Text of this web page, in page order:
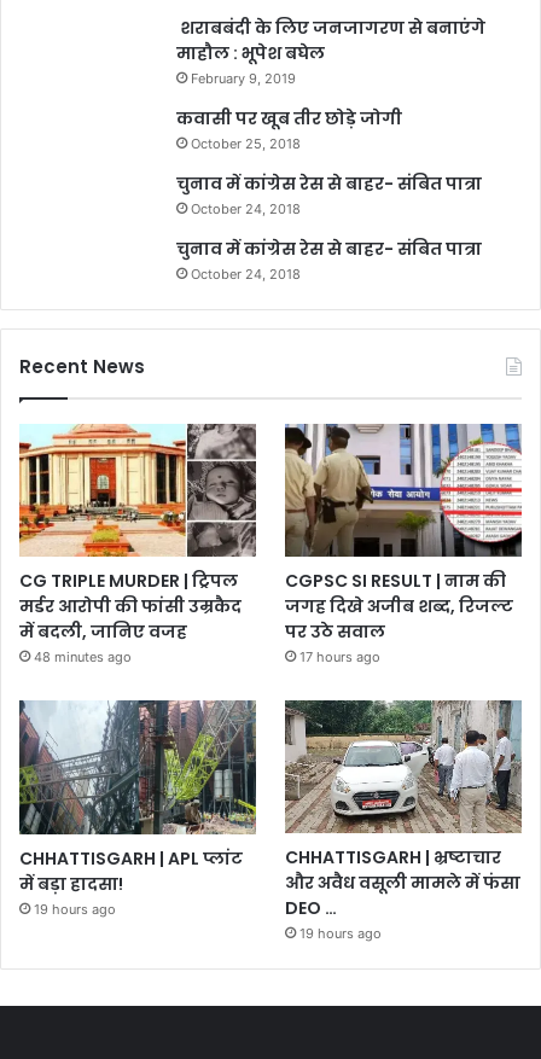
शराबबंदी के लिए जनजागरण से बनाएंगे
माहौल : भूपेश बघेल
February 9, 2019
कवासी पर खूब तीर छोड़े जोगी
October 25, 2018
चुनाव में कांग्रेस रेस से बाहर- संबित पात्रा
October 24, 2018
चुनाव में कांग्रेस रेस से बाहर- संबित पात्रा
October 24, 2018
Recent News
CG TRIPLE MURDER | ट्रिपल
मर्डर आरोपी की फांसी उम्रकैद
में बदली, जानिए वजह
48 minutes ago
CGPSC SI RESULT | नाम की
जगह दिखे अजीब शब्द, रिजल्ट
पर उठे सवाल
17 hours ago
CHHATTISGARH | APL प्लांट
में बड़ा हादसा!
19 hours ago
CHHATTISGARH | भ्रष्टाचार
और अवैध वसूली मामले में फंसा
DEO …
19 hours ago